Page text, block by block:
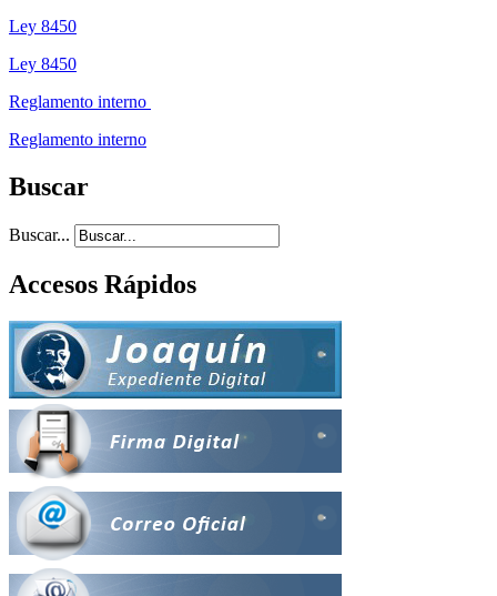
Ley 8450
Ley 8450
Reglamento interno
Reglamento interno
Buscar
Buscar...
Accesos Rápidos